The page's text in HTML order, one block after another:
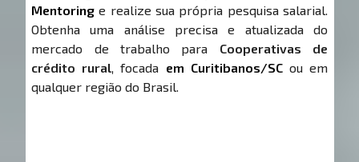
Mentoring e realize sua própria pesquisa salarial.
Obtenha uma análise precisa e atualizada do
mercado de trabalho para Cooperativas de
crédito rural, focada em Curitibanos/SCou em
qualquer região do Brasil.